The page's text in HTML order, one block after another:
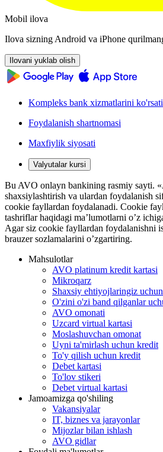
Mobil ilova
Ilova sizning Android va iPhone
Ilovani yuklab olish
Kompleks bank xizmatlarini
Foydalanish shartnomasi
Maxfiylik siyosati
Valyutalar kursi
Bu AVO onlayn bankining rasmiy sayti.
shaxsiylashtirish va ulardan foydalanish
cookie fayllardan foydalanadi. Cookie
tashriflar haqidagi ma’lumotlarni o’z
Agar siz cookie fayllardan foydalanishni
brauzer sozlamalarini o’zgartiring.
Mahsulotlar
AVO platinum kredit kartasi
Mikroqarz
Shaxsiy ehtiyojlaringiz
O'zini o'zi band qilganlar
AVO omonati
Uzcard virtual kartasi
Moslashuvchan omonat
Uyni ta'mirlash uchun kredit
To'y qilish uchun kredit
Debet kartasi
To'lov stikeri
Debet virtual kartasi
Jamoamizga qo'shiling
Vakansiyalar
IT, biznes va jarayonlar
Mijozlar bilan ishlash
AVO gidlar